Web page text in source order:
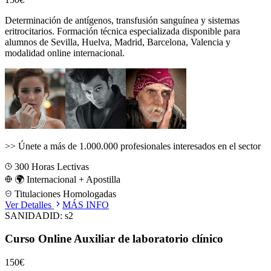
Determinación de antígenos, transfusión sanguínea y sistemas
eritrocitarios. Formación técnica especializada disponible para
alumnos de Sevilla, Huelva, Madrid, Barcelona, Valencia y
modalidad online internacional.
>> Únete a más de 1.000.000 profesionales interesados en el sector
300 Horas Lectivas
🌍 Internacional + Apostilla
Titulaciones Homologadas
Ver Detalles
MÁS INFO
SANIDADID: s2
Curso Online Auxiliar de laboratorio clínico
150€